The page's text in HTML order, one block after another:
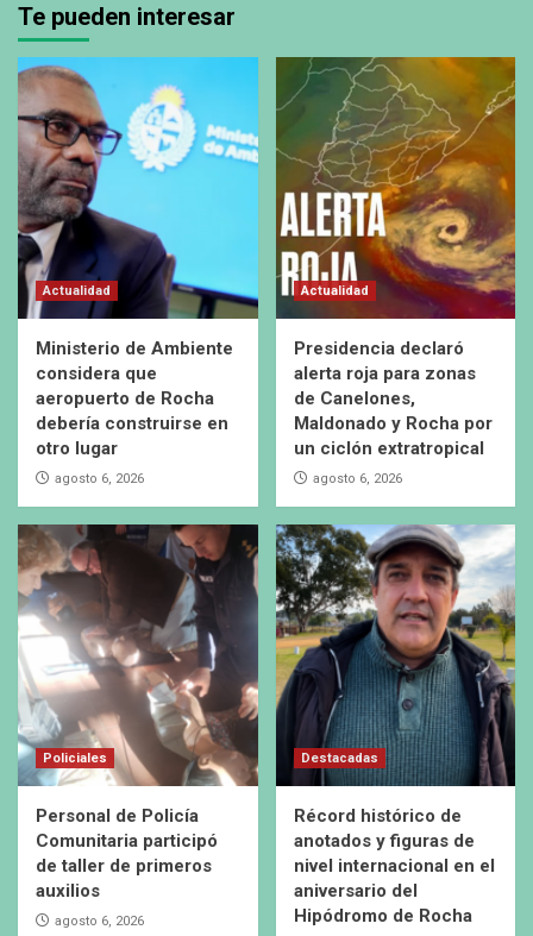
Te pueden interesar
Actualidad
Ministerio de Ambiente
considera que
aeropuerto de Rocha
debería construirse en
otro lugar
agosto 6, 2026
Actualidad
Presidencia declaró
alerta roja para zonas
de Canelones,
Maldonado y Rocha por
un ciclón extratropical
agosto 6, 2026
Policiales
Personal de Policía
Comunitaria participó
de taller de primeros
auxilios
agosto 6, 2026
Destacadas
Récord histórico de
anotados y figuras de
nivel internacional en el
aniversario del
Hipódromo de Rocha